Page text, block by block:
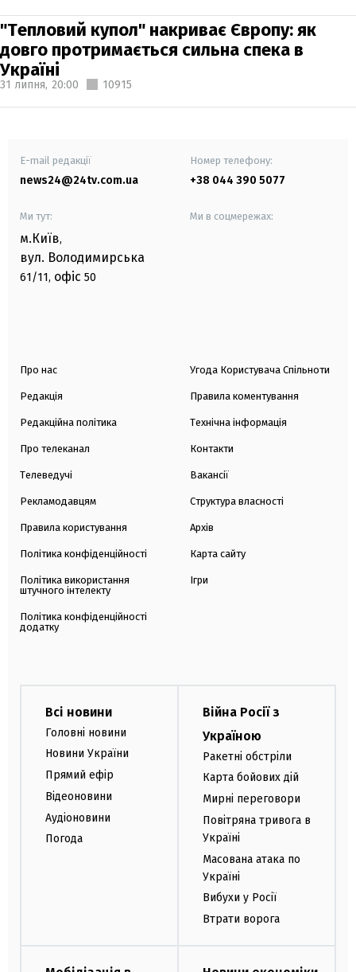
"Тепловий купол" накриває Європу: як
довго протримається сильна спека в
Україні
31 липня, 20:00 10915
E-mail редакції
news24@24tv.com.ua
Номер телефону:
+38 044 390 5077
Ми тут:
м.Київ,
вул. Володимирська
61/11, офіс 50
Ми в соцмережах:
Про нас
Редакція
Редакційна політика
Про телеканал
Телеведучі
Рекламодавцям
Правила користування
Політика конфіденційності
Політика використання
штучного інтелекту
Політика конфіденційності
додатку
Угода Користувача Спільноти
Правила коментування
Технічна інформація
Контакти
Вакансії
Структура власності
Архів
Карта сайту
Ігри
Всі новини
Головні новини
Новини України
Прямий ефір
Відеоновини
Аудіоновини
Погода
Війна Росії з
Україною
Ракетні обстріли
Карта бойових дій
Мирні переговори
Повітряна тривога в
Україні
Масована атака по
Україні
Вибухи у Росії
Втрати ворога